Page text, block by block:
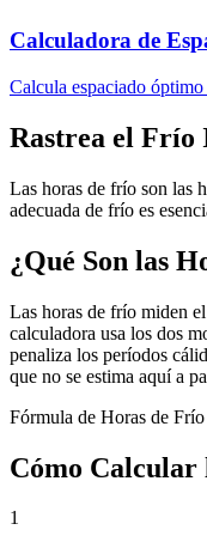
Calculadora de
Calcula espaciado
Rastrea el Frío
Las horas de frío son las
adecuada de frío es
¿Qué Son las
Las horas de frío miden
calculadora usa los dos
penaliza los períodos
que no se estima aquí a
Fórmula de Horas de
Cómo Calcular
1